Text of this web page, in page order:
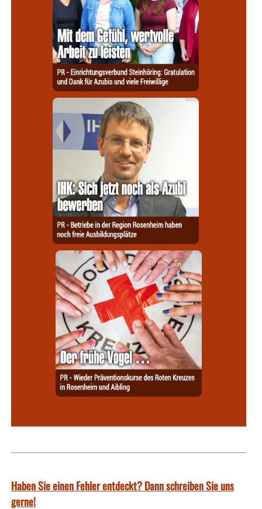
Haben Sie einen Fehler entdeckt? Dann schreiben Sie uns
gerne!